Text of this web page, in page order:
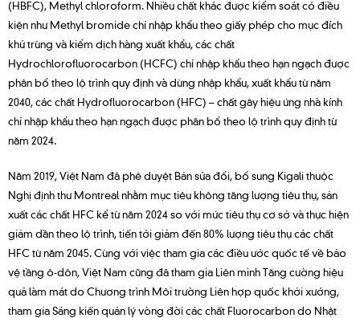
(HBFC), Methyl chloroform. Nhiều chất khác được kiểm soát có điều
kiện như Methyl bromide chỉ nhập khẩu theo giấy phép cho mục đích
khử trùng và kiểm dịch hàng xuất khẩu, các chất
Hydrochlorofluorocarbon (HCFC) chỉ nhập khẩu theo hạn ngạch được
phân bổ theo lộ trình quy định và dừng nhập khẩu, xuất khẩu từ năm
2040, các chất Hydrofluorocarbon (HFC) – chất gây hiệu ứng nhà kính
chỉ nhập khẩu theo hạn ngạch được phân bổ theo lộ trình quy định từ
năm 2024.
Năm 2019, Việt Nam đã phê duyệt Bản sửa đổi, bổ sung Kigali thuộc
Nghị định thư Montreal nhằm mục tiêu không tăng lượng tiêu thụ, sản
xuất các chất HFC kể từ năm 2024 so với mức tiêu thụ cơ sở và thực hiện
giảm dần theo lộ trình, tiến tới giảm đến 80% lượng tiêu thụ các chất
HFC từ năm 2045. Cùng với việc tham gia các điều ước quốc tế về bảo
vệ tầng ô-dôn, Việt Nam cũng đã tham gia Liên minh Tăng cường hiệu
quả làm mát do Chương trình Môi trường Liên hợp quốc khởi xướng,
tham gia Sáng kiến quản lý vòng đời các chất Fluorocarbon do Nhật